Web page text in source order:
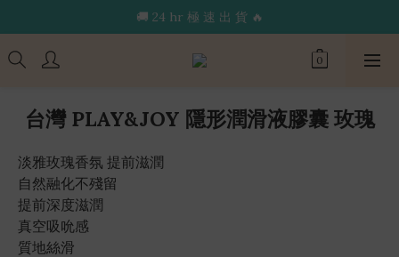
🔥限 時 送 玩 具 消 毒 袋🔥
🚚 24 hr 極 速 出 貨 🔥
🔥限 時 送 玩 具 消 毒 袋🔥
台灣 PLAY&JOY 隱形潤滑液膠囊 玫瑰
淡雅玫瑰香氛 提前滋潤
自然融化不殘留
提前深度滋潤
真空吸吮感
質地絲滑